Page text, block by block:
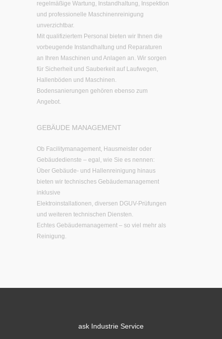
regelmäßige Wartung, Instandhaltung, Inspektion
und professionelle Maschinenreinigung
unverzichtbar.
Mit qualifiziertem Personal bieten wir Ihnen die
vorbeugende Instandhaltung und Reparaturen
an Ihren Maschinen und Anlagen an. Wir sorgen
für Sicherheit und Sauberkeit auf Laufwegen,
Hallenböden und Maschinen.
Bodensanierungen gehören ebenso zum
Angebot.
GEBÄUDE MANAGEMENT
Ob Facilitymanagement, Hausmeister oder
Gebäudedienste – egal, wie Sie es nennen:
Über Gebäude- und Hallenreinigung hinaus
bieten wir technisches Gebäudemanagement
inklusive
Elektroinstallationen, diversen DGUV-Prüfungen
und weiteren technischen Diensten.
Echtes Gebäudemanagement – so viel mehr als
Reinigung.
ask Industrie Service